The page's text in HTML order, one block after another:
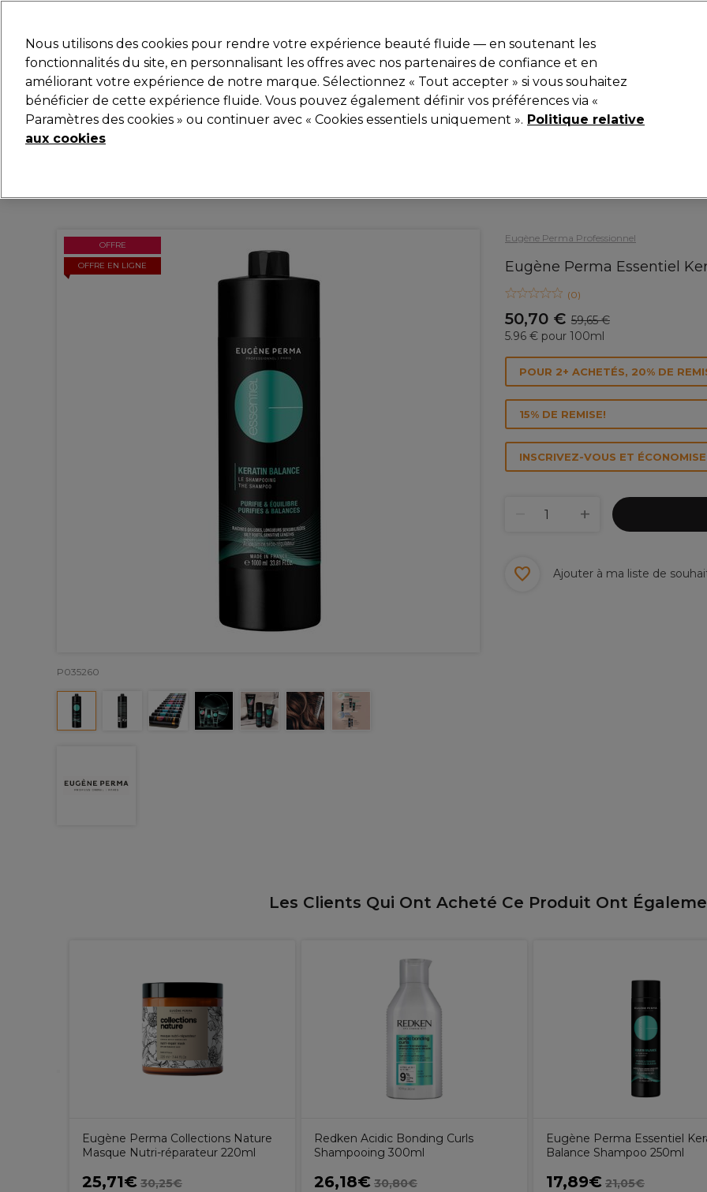
Rechercher
Marques
Bons plans Coiffure Electro et Matériel Equipement de salon Beauté Hommes
Livraison et délais
Eugène Perma Professionnel
Eugène Perma Essentiel
(0)
50,70 € 59,65 €
5.96 € pour 100ml
OFFRE
OFFRE EN LIGNE
P035260
POUR 2+ ACHETÉS, 20% DE
15% DE REMISE!
INSCRIVEZ-VOUS ET
Ajouter à ma liste de
Les Clients Qui Ont Acheté Ce Produit Ont
Eugène Perma Collections Nature
Masque Nutri-réparateur 220ml
25,71€ 30,25€
Redken Acidic Bonding Curls
Shampooing 300ml
26,18€ 30,80€
Eugène Perma Essentiel
Balance Shampoo 250ml
17,89€ 21,05€
Nous utilisons des cookies pour rendre votre expérience beauté fluide — en soutenant les
fonctionnalités du site, en personnalisant les offres avec nos partenaires de confiance et en
améliorant votre expérience de notre marque. Sélectionnez « Tout accepter » si vous souhaitez
bénéficier de cette expérience fluide. Vous pouvez également définir vos préférences via «
Paramètres des cookies » ou continuer avec « Cookies essentiels uniquement ». Politique relative
aux cookies